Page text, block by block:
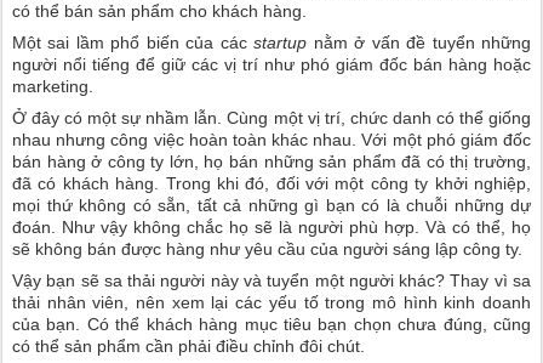
có thể bán sản phẩm cho khách hàng.
Một sai lầm phổ biến của cácstartup nằm ở vấn đề tuyển những
người nổi tiếng để giữ các vị trí như phó giám đốc bán hàng hoặc
marketing.
Ở đây có một sự nhầm lẫn. Cùng một vị trí, chức danh có thể giống
nhau nhưng công việc hoàn toàn khác nhau. Với một phó giám đốc
bán hàng ở công ty lớn, họ bán những sản phẩm đã có thị trường,
đã có khách hàng. Trong khi đó, đối với một công ty khởi nghiệp,
mọi thứ không có sẵn, tất cả những gì bạn có là chuỗi những dự
đoán. Như vậy không chắc họ sẽ là người phù hợp. Và có thể, họ
sẽ không bán được hàng như yêu cầu của người sáng lập công ty.
Vậy bạn sẽ sa thải người này và tuyển một người khác? Thay vì sa
thải nhân viên, nên xem lại các yếu tố trong mô hình kinh doanh
của bạn. Có thể khách hàng mục tiêu bạn chọn chưa đúng, cũng
có thể sản phẩm cần phải điều chỉnh đôi chút.